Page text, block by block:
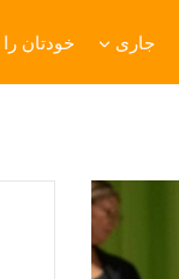
جاری خودتان را